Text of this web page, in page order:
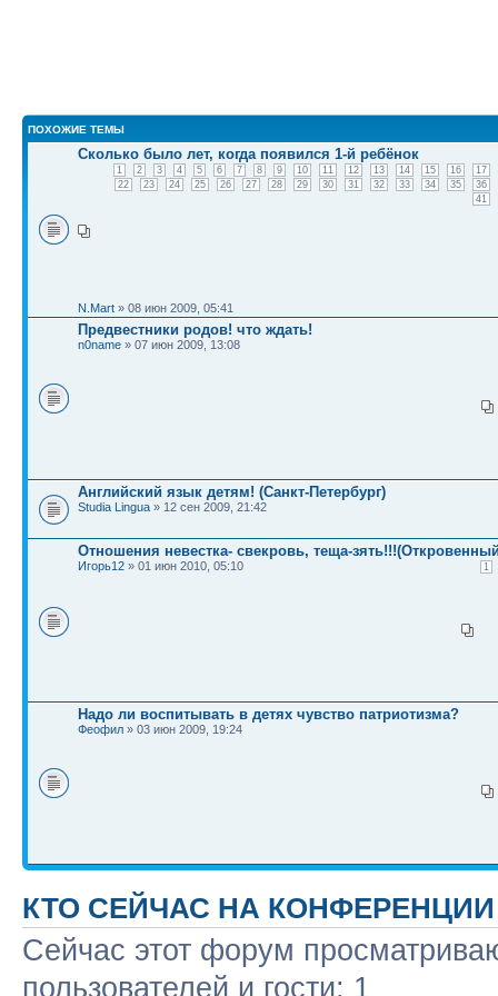
ПОХОЖИЕ ТЕМЫ
Сколько было лет, когда появился 1-й ребёнок
1 2 3 4 5 6 7 8 9 10 11 12 13 14 15 16
17
22
23 24 25 26 27 28 29 30 31 32 33 34 35
36
41
N.Mart » 08 июн 2009, 05:41
Предвестники родов! что ждать!
n0name » 07 июн 2009, 13:08
Английский язык детям! (Санкт-Петербург)
Studia Lingua » 12 сен 2009, 21:42
Отношения невестка- свекровь, теща-
1
Игорь12 » 01 июн 2010, 05:10
Надо ли воспитывать в детях чувство патриотизма?
Феофил » 03 июн 2009, 19:24
КТО СЕЙЧАС НА КОНФЕРЕНЦИИ
Сейчас этот форум
пользователей и гости: 1